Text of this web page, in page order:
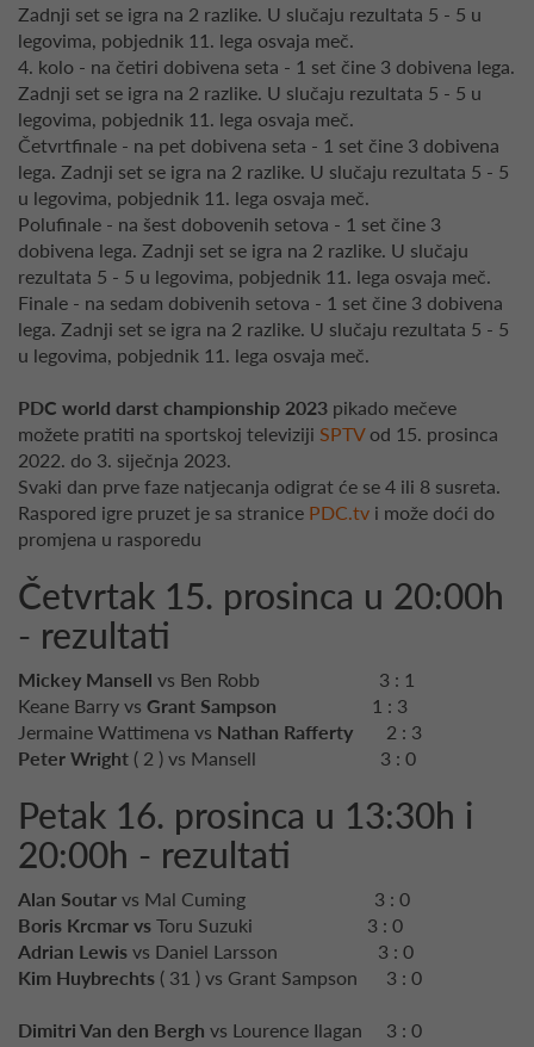
Zadnji set se igra na 2 razlike. U slučaju rezultata 5 - 5 u
legovima, pobjednik 11. lega osvaja meč.
4. kolo - na četiri dobivena seta - 1 set čine 3 dobivena lega.
Zadnji set se igra na 2 razlike. U slučaju rezultata 5 - 5 u
legovima, pobjednik 11. lega osvaja meč.
Četvrtfinale - na pet dobivena seta - 1 set čine 3 dobivena
lega. Zadnji set se igra na 2 razlike. U slučaju rezultata 5 - 5
u legovima, pobjednik 11. lega osvaja meč.
Polufinale - na šest dobovenih setova - 1 set čine 3
dobivena lega. Zadnji set se igra na 2 razlike. U slučaju
rezultata 5 - 5 u legovima, pobjednik 11. lega osvaja meč.
Finale - na sedam dobivenih setova - 1 set čine 3 dobivena
lega. Zadnji set se igra na 2 razlike. U slučaju rezultata 5 - 5
u legovima, pobjednik 11. lega osvaja meč.
PDC world darst championship 2023 pikado mečeve
možete pratiti na sportskoj televiziji SPTVod 15. prosinca
2022. do 3. siječnja 2023.
Svaki dan prve faze natjecanja odigrat će se 4 ili 8 susreta.
Raspored igre pruzet je sa stranice PDC.tv i može doći do
promjena u rasporedu
Četvrtak 15. prosinca u 20:00h
- rezultati
Mickey Mansell vs Ben Robb 3 : 1
Keane Barry vs Grant Sampson 1 : 3
Jermaine Wattimena vs Nathan Rafferty 2 : 3
Peter Wright ( 2 ) vs Mansell 3 : 0
Petak 16. prosinca u 13:30h i
20:00h - rezultati
Alan Soutar vs Mal Cuming 3 : 0
Boris Krcmar vs Toru Suzuki 3 : 0
Adrian Lewis vs Daniel Larsson 3 : 0
Kim Huybrechts ( 31 ) vs Grant Sampson 3 : 0
Dimitri Van den Bergh vs Lourence Ilagan 3 : 0